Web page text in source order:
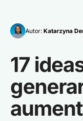
Autor: Katarzyna
17